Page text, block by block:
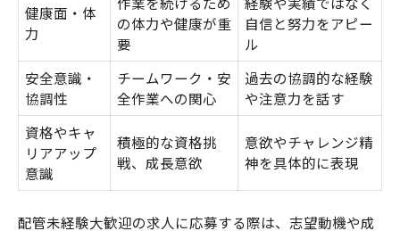
健康面・体
力
の体力や健康が重
要
自信と努力をアピー
ル
安全意識・
協調性
チームワーク・安
全作業への関心
過去の協調的な経験
や注意力を話す
資格やキャ
リアアップ
意識
積極的な資格挑
戦、成長意欲
意欲やチャレンジ精
神を具体的に表現
配管未経験大歓迎の求人に応募する際は、志望動機や成